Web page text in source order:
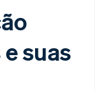
suas